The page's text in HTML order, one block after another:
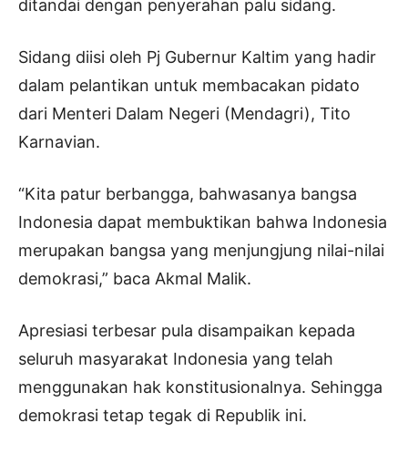
ditandai dengan penyerahan palu sidang.
Sidang diisi oleh Pj Gubernur Kaltim yang hadir
dalam pelantikan untuk membacakan pidato
dari Menteri Dalam Negeri (Mendagri), Tito
Karnavian.
“Kita patur berbangga, bahwasanya bangsa
Indonesia dapat membuktikan bahwa Indonesia
merupakan bangsa yang menjungjung nilai-nilai
demokrasi,” baca Akmal Malik.
Apresiasi terbesar pula disampaikan kepada
seluruh masyarakat Indonesia yang telah
menggunakan hak konstitusionalnya. Sehingga
demokrasi tetap tegak di Republik ini.